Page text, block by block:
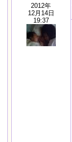
2012年
12月14日
19:37